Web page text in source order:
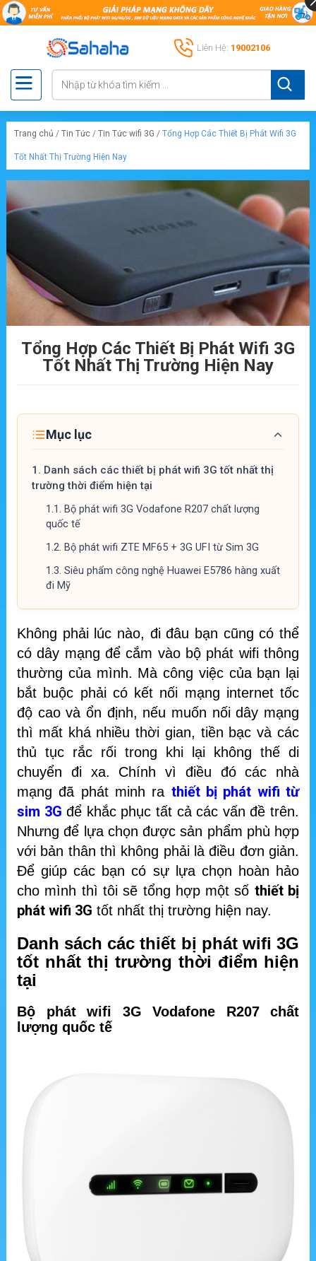
Liên Hệ: 19002106
Trang chủ / Tin Tức / Tin Tức wifi 3G / Tổng Hợp Các Thiết Bị Phát Wifi 3G
Tốt Nhất Thị Trường Hiện Nay
Tổng Hợp Các Thiết Bị Phát Wifi 3G
Tốt Nhất Thị Trường Hiện Nay
Mục lục
1. Danh sách các thiết bị phát wifi 3G tốt nhất thị
trường thời điểm hiện tại
1.1. Bộ phát wifi 3G Vodafone R207 chất lượng
quốc tế
1.2. Bộ phát wifi ZTE MF65 + 3G UFI từ Sim 3G
1.3. Siêu phẩm công nghệ Huawei E5786 hàng xuất
đi Mỹ
Không phải lúc nào, đi đâu bạn cũng có thể
có dây mạng để cắm vào bộ phát wifi thông
thường của mình. Mà công việc của bạn lại
bắt buộc phải có kết nối mạng internet tốc
độ cao và ổn định, nếu muốn nối dây mạng
thì mất khá nhiều thời gian, tiền bạc và các
thủ tục rắc rối trong khi lại không thế di
chuyển đi xa. Chính vì điều đó các nhà
mạng đã phát minh ra thiết bị phát wifi từ
sim 3G để khắc phục tất cả các vấn đề trên.
Nhưng để lựa chọn được sản phẩm phù hợp
với bản thân thì không phải là điều đơn giản.
Để giúp các bạn có sự lựa chọn hoàn hảo
cho mình thì tôi sẽ tổng hợp một số thiết bị
phát wifi 3G tốt nhất thị trường hiện nay.
Danh sách các thiết bị phát wifi 3G
tốt nhất thị trường thời điểm hiện
tại
Bộ phát wifi 3G Vodafone R207 chất
lượng quốc tế